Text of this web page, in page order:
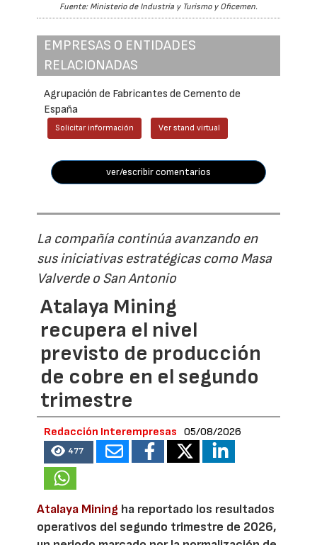
Fuente: Ministerio de Industria y Turismo y Oficemen.
EMPRESAS O ENTIDADES
RELACIONADAS
Agrupación de Fabricantes de Cemento de
España
Solicitar información Ver stand virtual
ver/escribir comentarios
La compañía continúa avanzando en
sus iniciativas estratégicas como Masa
Valverde o San Antonio
Atalaya Mining
recupera el nivel
previsto de producción
de cobre en el segundo
trimestre
Redacción Interempresas 05/08/2026
477
Atalaya Mining ha reportado los resultados
operativos del segundo trimestre de 2026,